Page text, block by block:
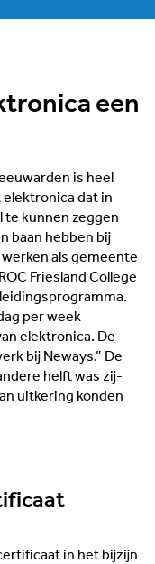
een
is heel
dat in
te kunnen zeggen
baan hebben bij
als gemeente
Friesland College
per week
elektronica. De
bij Neways.” De
helft was zij-
uitkering konden
in het bijzijn